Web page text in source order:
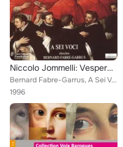
Niccolo Jommelli: Vesperare in sancto petro Romae
Bernard Fabre-Garrus, A Sei Voci
1996